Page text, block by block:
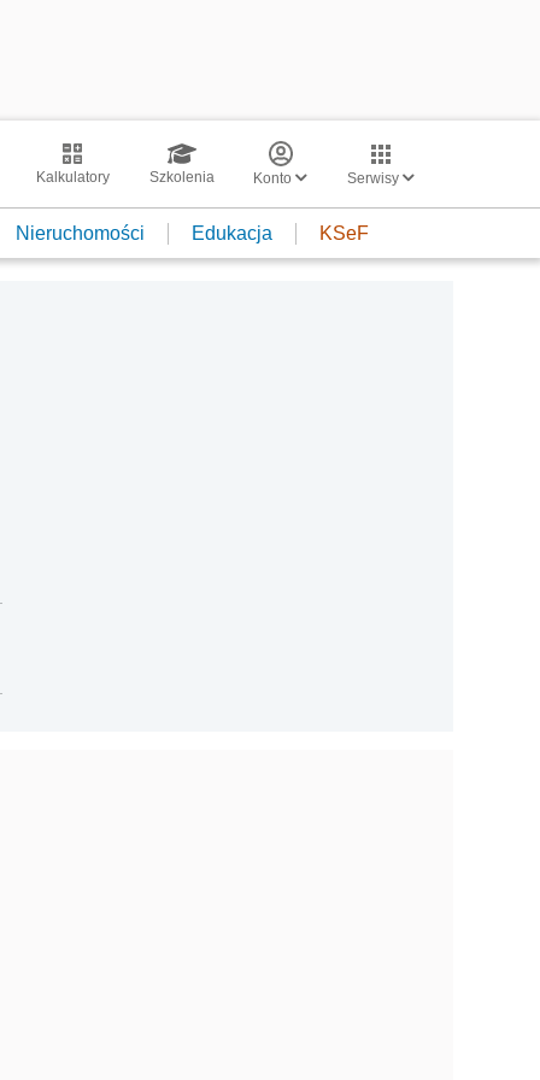
Kalkulatory Szkolenia Konto Serwisy
Nieruchomości Edukacja KSeF